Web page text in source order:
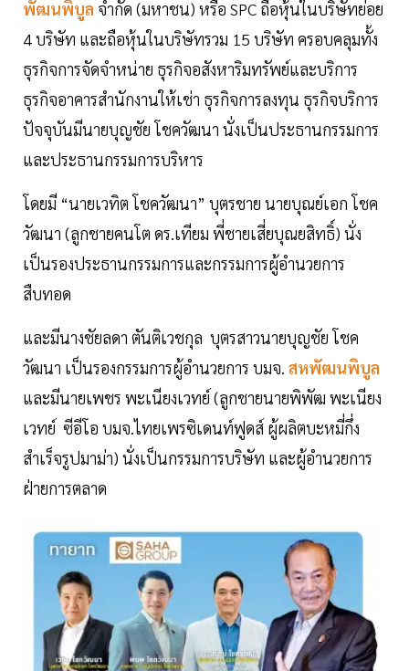
พัฒนพิบูล จำกัด (มหาชน) หรือ SPC ถือหุ้นในบริษัทย่อย
4 บริษัท และถือหุ้นในบริษัทรวม 15 บริษัท ครอบคลุมทั้ง
ธุรกิจการจัดจำหน่าย ธุรกิจอสังหาริมทรัพย์และบริการ
ธุรกิจอาคารสำนักงานให้เช่า ธุรกิจการลงทุน ธุรกิจบริการ
ปัจจุบันมีนายบุญชัย โชควัฒนา นั่งเป็นประธานกรรมการ
และประธานกรรมการบริหาร
โดยมี “นายเวทิต โชควัฒนา” บุตรชาย นายบุณย์เอก โชค
วัฒนา (ลูกชายคนโต ดร.เทียม พี่ชายเสี่ยบุณยสิทธิ์) นั่ง
เป็นรองประธานกรรมการและกรรมการผู้อำนวยการ
สืบทอด
และมีนางชัยลดา ตันติเวชกุล บุตรสาวนายบุญชัย โชค
วัฒนา เป็นรองกรรมการผู้อำนวยการ บมจ. สหพัฒนพิบูล
และมีนายเพชร พะเนียงเวทย์ (ลูกชายนายพิพัฒ พะเนียง
เวทย์ ซีอีโอ บมจ.ไทยเพรซิเดนท์ฟูดส์ ผู้ผลิตบะหมี่กึ่ง
สำเร็จรูปมาม่า) นั่งเป็นกรรมการบริษัท และผู้อำนวยการ
ฝ่ายการตลาด